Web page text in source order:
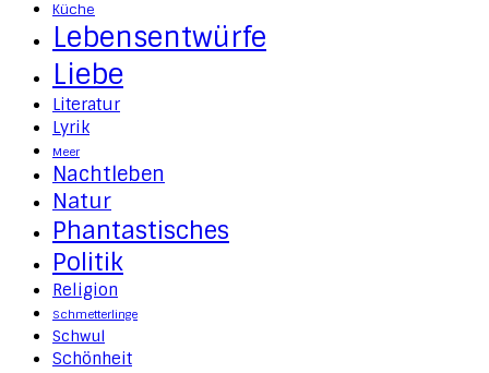
Küche
Lebensentwürfe
Liebe
Literatur
Lyrik
Meer
Nachtleben
Natur
Phantastisches
Politik
Religion
Schmetterlinge
Schwul
Schönheit